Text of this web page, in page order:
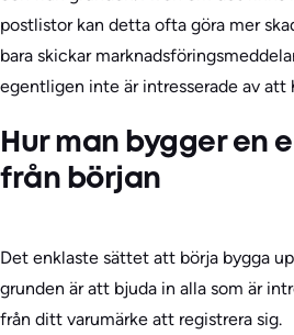
postlistor kan detta ofta göra mer
bara skickar
egentligen inte är intresserade av att
Hur man bygger en
från början
Det enklaste sättet att börja bygga
grunden är att bjuda in alla som är
från ditt varumärke att registrera sig.